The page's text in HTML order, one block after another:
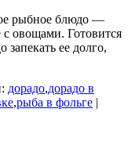
рыбное блюдо —
с овощами. Готовится
запекать ее долго,
дорадо,дорадо в
,рыба в фольге |